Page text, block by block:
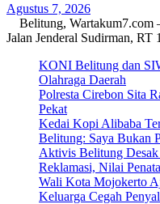
Agustus 7, 2026
Belitung, Wartakum7.com
Jalan Jenderal Sudirman,
KONI Belitung dan
Olahraga Daerah
Polresta Cirebon Sita
Pekat
Kedai Kopi Alibaba
Belitung: Saya Bukan
Aktivis Belitung
Reklamasi, Nilai
Wali Kota Mojokerto
Keluarga Cegah